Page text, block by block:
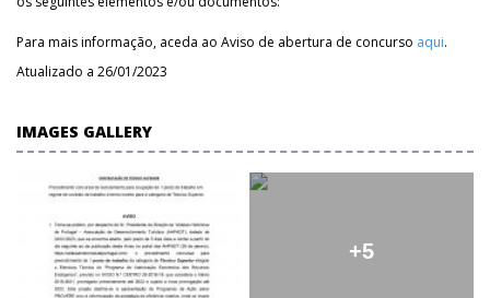
Para mais informação, aceda ao Aviso de abertura de concurso aqui.
Atualizado a 26/01/2023
IMAGES GALLERY
+5